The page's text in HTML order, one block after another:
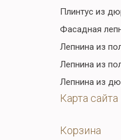
Плинтус из
Фасадная
Лепнина из
Лепнина из
Лепнина из
Карта сайта
Корзина